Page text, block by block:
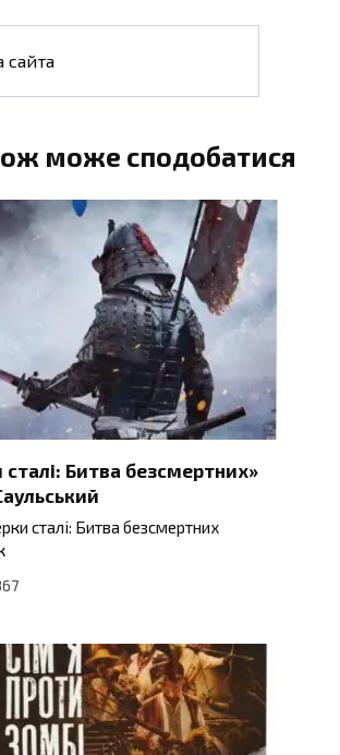
сайта
може сподобатися
сталі: Битва безсмертних»
сталі: Битва безсмертних